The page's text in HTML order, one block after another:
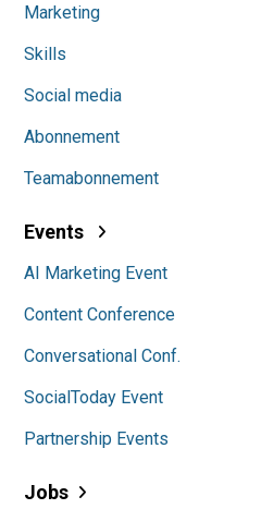
Marketing
Skills
Social media
Abonnement
Teamabonnement
Events
AI Marketing Event
Content Conference
Conversational Conf.
SocialToday Event
Partnership Events
Jobs